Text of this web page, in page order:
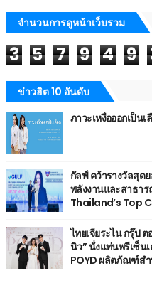
จำนวนการดูหน้าเว็บรวม
3 5 7 9 4 9
ข่าวฮิต 10 อันดับ
ภาวะเหงื่อออกเป็นเ
กัลฟ์ คว้ารางวัลสุด
พลังงานและสาธาร
Thailand’s Top
ไทยเจียระไน กรุ๊ป
นิว” นั่งแท่นพรีเซ็น
POYD ผลิตภัณฑ์ส